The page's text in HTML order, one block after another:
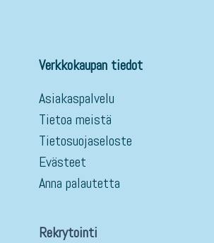
Verkkokaupan tiedot
Asiakaspalvelu
Tietoa meistä
Tietosuojaseloste
Evästeet
Anna palautetta
Rekrytointi